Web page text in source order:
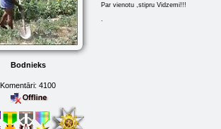
Bodnieks
Komentāri: 4100
Par vienotu ,stipru Vidzemi!!!
.